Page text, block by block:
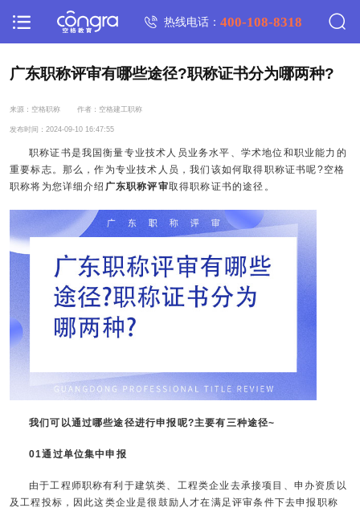
热线电话：400-108-8318
广东职称评审有哪些途径?职称证书分为哪两种?
来源：空格职称 作者：空格建工职称
发布时间：2024-09-10 16:47:55
职称证书是我国衡量专业技术人员业务水平、学术地位和职业能力的
重要标志。那么，作为专业技术人员，我们该如何取得职称证书呢?空格
职称将为您详细介绍 广东职称评审取得职称证书的途径。
我们可以通过哪些途径进行申报呢?主要有三种途径~
01通过单位集中申报
由于工程师职称有利于建筑类、工程类企业去承接项目、申办资质以
及工程投标，因此这类企业是很鼓励人才在满足评审条件下去申报职称